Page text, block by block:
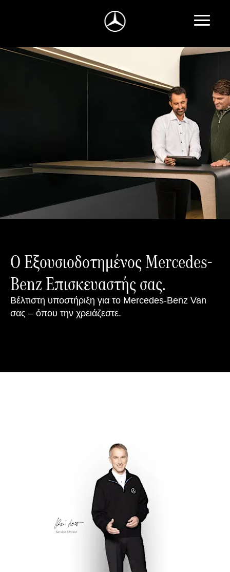
Ο Εξουσιοδοτημένος Mercedes-
Benz Επισκευαστής σας.
Βέλτιστη υποστήριξη για το Mercedes-Benz Van
σας – όπου την χρειάζεστε.